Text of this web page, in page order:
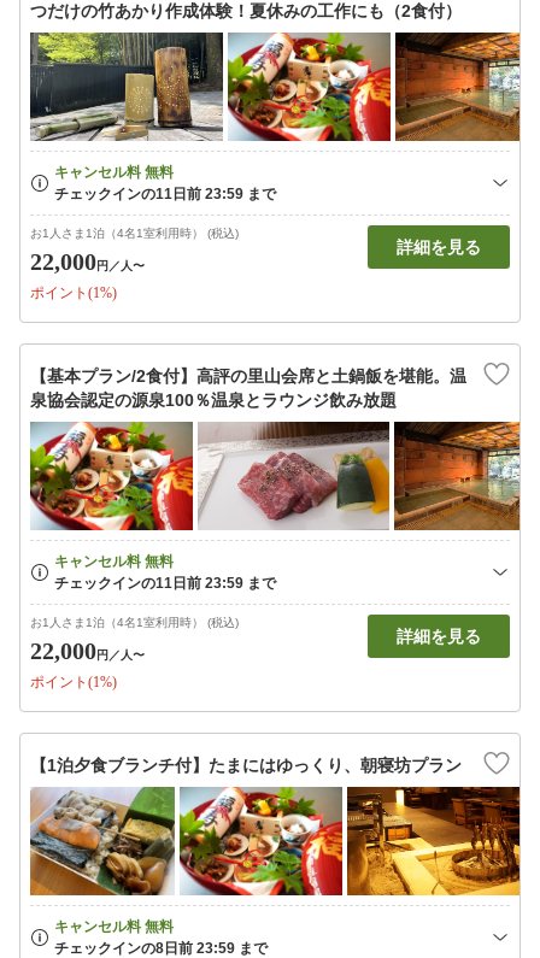
つだけの竹あかり作成体験！夏休みの工作にも（2食付）
お1人さま1泊（4名1室利用時） (税込)
22,000円 ／人〜
ポイント(1%)
詳細を見る
【基本プラン/2食付】高評の里山会席と土鍋飯を堪能。温
泉協会認定の源泉100％温泉とラウンジ飲み放題
お1人さま1泊（4名1室利用時） (税込)
22,000円 ／人〜
ポイント(1%)
詳細を見る
【1泊夕食ブランチ付】たまにはゆっくり、朝寝坊プラン